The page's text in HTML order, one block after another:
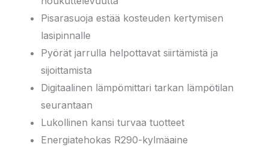
Pisarasuoja estää kosteuden kertymisen
lasipinnalle
Pyörät jarrulla helpottavat siirtämistä ja
sijoittamista
Digitaalinen lämpömittari tarkan lämpötilan
seurantaan
Lukollinen kansi turvaa tuotteet
Energiatehokas R290-kylmäaine